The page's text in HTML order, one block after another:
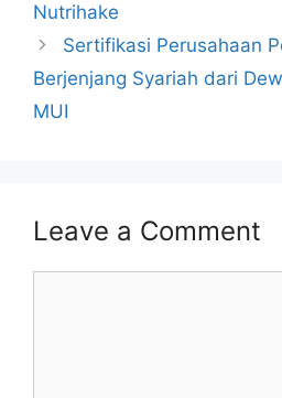
Nutrihake
Sertifikasi Perusahaan
Berjenjang Syariah dari
MUI
Leave a Comment